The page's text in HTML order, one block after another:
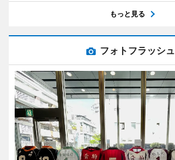
もっと見る
フォトフラッシュ